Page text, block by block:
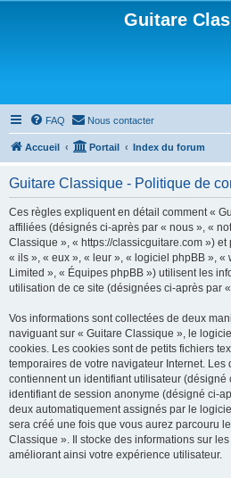
Guitare
FAQ Nous contacter
Accueil Portail Index du forum
Guitare Classique - Politique de
Ces règles expliquent en détail comment «
affiliées (désignés ci-après par « nous », «
Classique », « https://classicguitare.com »)
« ils », « eux », « leur », « logiciel phpBB », «
Limited », « Équipes phpBB ») utilisent les
utilisation de ce site (désignées ci-après par
Vos informations sont collectées de deux
naviguant sur « Guitare Classique », le
cookies. Les cookies sont de petits fichiers
temporaires de votre navigateur Internet. Les
contiennent un identifiant utilisateur (désigné
identifiant de session anonyme (désigné ci-
deux automatiquement assignés par le
sera créé une fois que vous aurez parcouru
Classique ». Il stocke des informations sur
améliorant ainsi votre expérience utilisateur.